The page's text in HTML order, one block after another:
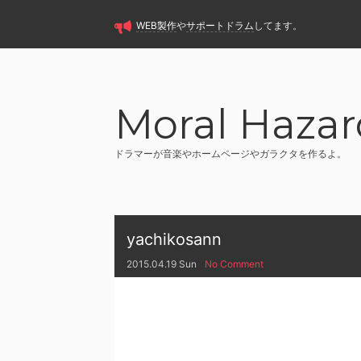
WEB製作やサポートドラム してます。
Moral
ドラマーが音楽やホームページやガラクタを作るよ。
yachikosann
2015.04.19 Sun No Comment